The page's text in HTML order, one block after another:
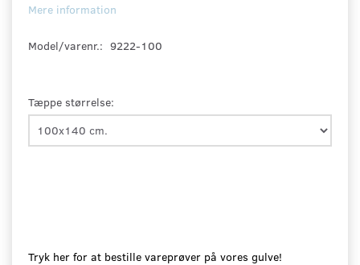
Mere information
Model/varenr.: 9222-100
Tæppe størrelse:
Tryk her for at bestille vareprøver på vores gulve!